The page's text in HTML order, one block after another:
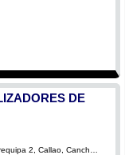
DE
2, Callao, Canchis,